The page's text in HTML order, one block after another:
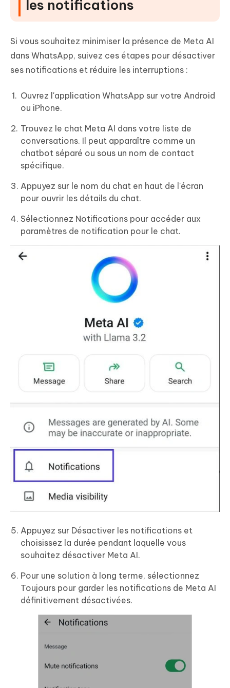
les notifications
Si vous souhaitez minimiser la présence de Meta AI
dans WhatsApp, suivez ces étapes pour désactiver
ses notifications et réduire les interruptions :
Ouvrez l'application WhatsApp sur votre Android
ou iPhone.
Trouvez le chat Meta AI dans votre liste de
conversations. Il peut apparaître comme un
chatbot séparé ou sous un nom de contact
spécifique.
Appuyez sur le nom du chat en haut de l'écran
pour ouvrir les détails du chat.
Sélectionnez Notifications pour accéder aux
paramètres de notification pour le chat.
Appuyez sur Désactiver les notifications et
choisissez la durée pendant laquelle vous
souhaitez désactiver Meta AI.
Pour une solution à long terme, sélectionnez
Toujours pour garder les notifications de Meta AI
définitivement désactivées.